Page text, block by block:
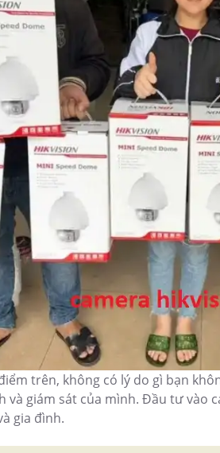
trên, không có lý do gì bạn
và giám sát của mình. Đầu tư vào
gia đình.